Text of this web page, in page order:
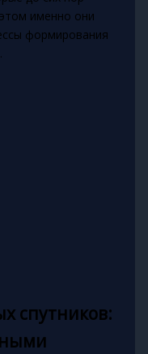
именно они
формирования
спутников: